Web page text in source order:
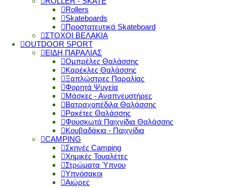
Rollers
Skateboards
Προστατευτικά Skateboard
ΣΤΟΧΟΙ ΒΕΛΑΚΙΑ
OUTDOOR SPORT
ΕΙΔΗ ΠΑΡΑΛΙΑΣ
Ομπρέλες Θαλάσσης
Καρέκλες Θαλάσσης
Ξαπλώστρες Παραλίας
Φορητά Ψυγεία
Μάσκες - Αναπνευστήρες
Βατραχοπέδιλα Θαλάσσης
Ρακέτες Θαλάσσης
Φουσκωτά Παιχνίδια Θαλάσσης
Κουβαδάκια - Παιχνίδια
CAMPING
Σκηνές Camping
Χημικές Τουαλέτες
Στρώματα Ύπνου
Υπνόσακοι
Αιώρες